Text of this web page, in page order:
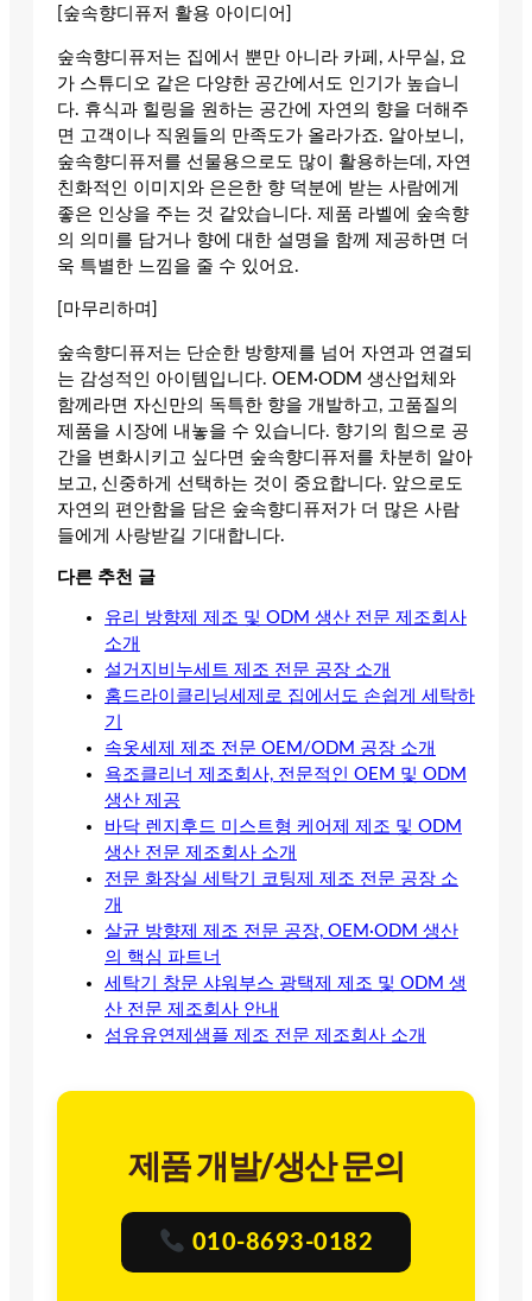
[숲속향디퓨저 활용 아이디어]
숲속향디퓨저는 집에서 뿐만 아니라 카페, 사무실, 요
가 스튜디오 같은 다양한 공간에서도 인기가 높습니
다. 휴식과 힐링을 원하는 공간에 자연의 향을 더해주
면 고객이나 직원들의 만족도가 올라가죠. 알아보니,
숲속향디퓨저를 선물용으로도 많이 활용하는데, 자연
친화적인 이미지와 은은한 향 덕분에 받는 사람에게
좋은 인상을 주는 것 같았습니다. 제품 라벨에 숲속향
의 의미를 담거나 향에 대한 설명을 함께 제공하면 더
욱 특별한 느낌을 줄 수 있어요.
[마무리하며]
숲속향디퓨저는 단순한 방향제를 넘어 자연과 연결되
는 감성적인 아이템입니다. OEM·ODM 생산업체와
함께라면 자신만의 독특한 향을 개발하고, 고품질의
제품을 시장에 내놓을 수 있습니다. 향기의 힘으로 공
간을 변화시키고 싶다면 숲속향디퓨저를 차분히 알아
보고, 신중하게 선택하는 것이 중요합니다. 앞으로도
자연의 편안함을 담은 숲속향디퓨저가 더 많은 사람
들에게 사랑받길 기대합니다.
다른 추천 글
유리 방향제 제조 및 ODM 생산 전문 제조회사
소개
설거지비누세트 제조 전문 공장 소개
홈드라이클리닝세제로 집에서도 손쉽게 세탁하
기
속옷세제 제조 전문 OEM/ODM 공장 소개
욕조클리너 제조회사, 전문적인 OEM 및 ODM
생산 제공
바닥 렌지후드 미스트형 케어제 제조 및 ODM
생산 전문 제조회사 소개
전문 화장실 세탁기 코팅제 제조 전문 공장 소
개
살균 방향제 제조 전문 공장, OEM·ODM 생산
의 핵심 파트너
세탁기 창문 샤워부스 광택제 제조 및 ODM 생
산 전문 제조회사 안내
섬유유연제샘플 제조 전문 제조회사 소개
제품 개발/생산 문의
010-8693-0182